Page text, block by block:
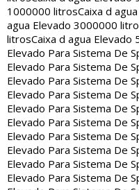
1000000 litrosCaixa d
agua Elevado 3000000
litrosCaixa d agua
Elevado Para Sistema De
Elevado Para Sistema De
Elevado Para Sistema De
Elevado Para Sistema De
Elevado Para Sistema De
Elevado Para Sistema De
Elevado Para Sistema De
Elevado Para Sistema De
Elevado Para Sistema De
Elevado Para Sistema De